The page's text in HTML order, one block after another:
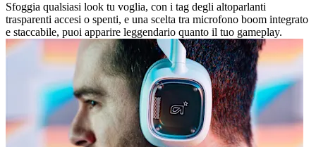
Sfoggia qualsiasi look tu voglia, con i tag degli altoparlanti
trasparenti accesi o spenti, e una scelta tra microfono boom integrato
e staccabile, puoi apparire leggendario quanto il tuo gameplay.